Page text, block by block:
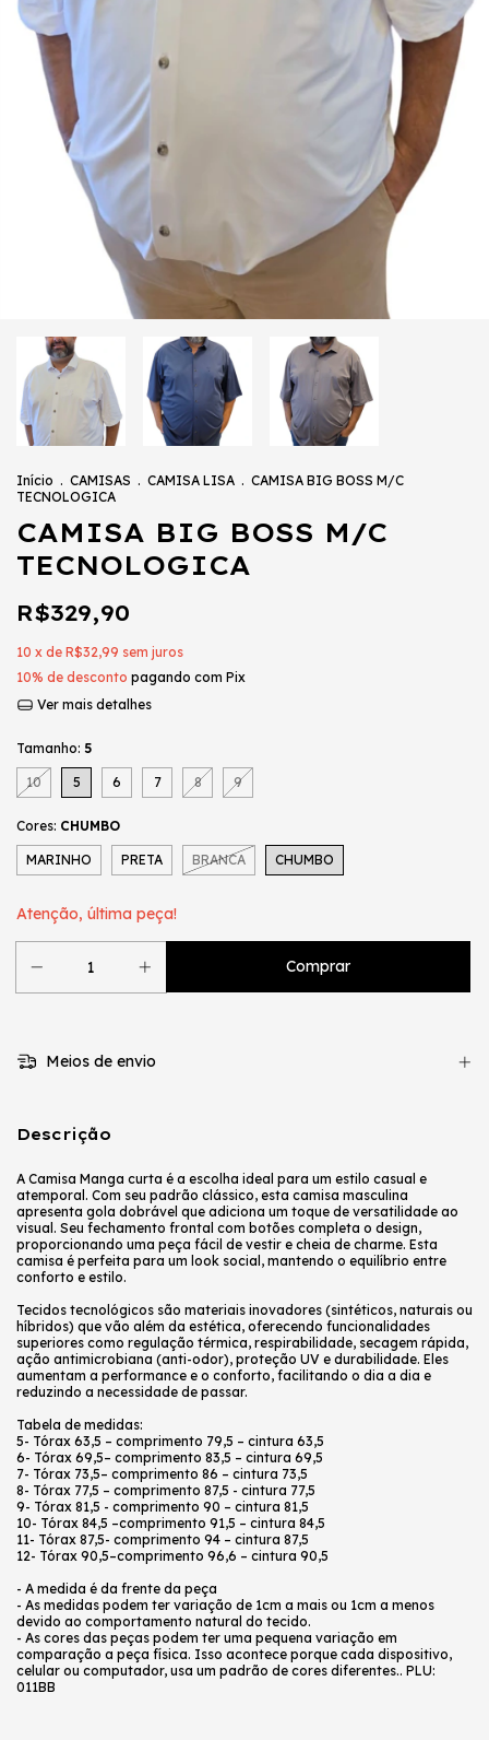
Início . CAMISAS . CAMISA LISA . CAMISA BIG BOSS M/C
TECNOLOGICA
CAMISA BIG BOSS M/C
TECNOLOGICA
R$329,90
10 x de R$32,99 sem juros
10% de desconto pagando com Pix
Ver mais detalhes
Tamanho: 5
10 5 6 7 8 9
Cores: CHUMBO
MARINHO PRETA BRANCA CHUMBO
Atenção, última peça!
Meios de envio
Descrição
A Camisa Manga curta é a escolha ideal para um estilo casual e
atemporal. Com seu padrão clássico, esta camisa masculina
apresenta gola dobrável que adiciona um toque de versatilidade ao
visual. Seu fechamento frontal com botões completa o design,
proporcionando uma peça fácil de vestir e cheia de charme. Esta
camisa é perfeita para um look social, mantendo o equilíbrio entre
conforto e estilo.
Tecidos tecnológicos são materiais inovadores (sintéticos, naturais ou
híbridos) que vão além da estética, oferecendo funcionalidades
superiores como regulação térmica, respirabilidade, secagem rápida,
ação antimicrobiana (anti-odor), proteção UV e durabilidade. Eles
aumentam a performance e o conforto, facilitando o dia a dia e
reduzindo a necessidade de passar.
Tabela de medidas:
5- Tórax 63,5 – comprimento 79,5 – cintura 63,5
6- Tórax 69,5– comprimento 83,5 – cintura 69,5
7- Tórax 73,5– comprimento 86 – cintura 73,5
8- Tórax 77,5 – comprimento 87,5 - cintura 77,5
9- Tórax 81,5 - comprimento 90 – cintura 81,5
10- Tórax 84,5 –comprimento 91,5 – cintura 84,5
11- Tórax 87,5- comprimento 94 – cintura 87,5
12- Tórax 90,5–comprimento 96,6 – cintura 90,5
- A medida é da frente da peça
- As medidas podem ter variação de 1cm a mais ou 1cm a menos
devido ao comportamento natural do tecido.
- As cores das peças podem ter uma pequena variação em
comparação a peça física. Isso acontece porque cada dispositivo,
celular ou computador, usa um padrão de cores diferentes.. PLU:
011BB